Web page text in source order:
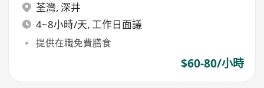
荃灣, 深井
4~8小時/天, 工作日面議
提供在職免費膳食
$60-80/小時